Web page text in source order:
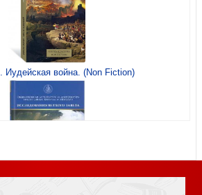
Шварц: Судьба Сказочника в эпоху
Дракона
Иудейская война. (Non Fiction)